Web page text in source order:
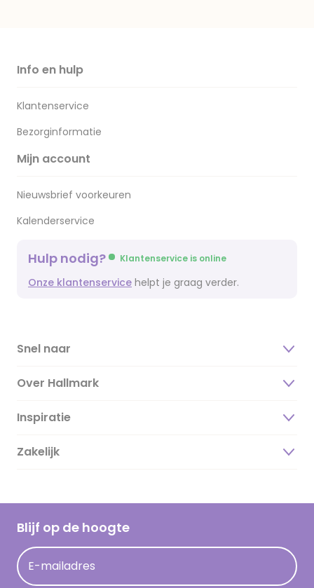
Info en hulp
Klantenservice
Bezorginformatie
Mijn account
Nieuwsbrief voorkeuren
Kalenderservice
Hulp nodig? Klantenservice is online
Onze klantenservice helpt je graag verder.
Snel naar
Over Hallmark
Over ons
Duurzaamheid
Hallmark Kaartclub
Acties
Persberichten
Inspiratie
Magazine
Cadeau inspiratie
Kaartinspiratie
Zakelijk
Blijf op de hoogte
E-mailadres